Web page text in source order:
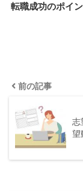
転職成功のポイ
前の記事
志
望